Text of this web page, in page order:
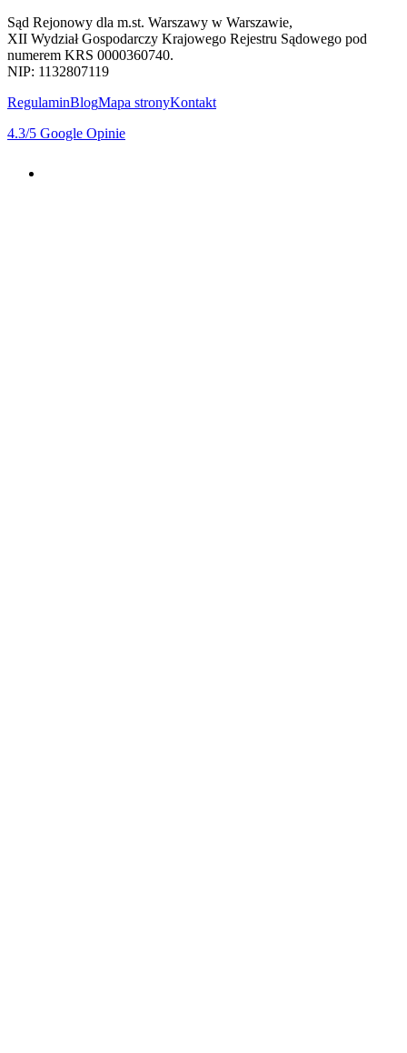
Sąd Rejonowy dla m.st. Warszawy w Warszawie,
XII Wydział Gospodarczy Krajowego Rejestru Sądowego pod
numerem KRS 0000360740.
NIP: 1132807119
RegulaminBlogMapa stronyKontakt
4.3/5 Google Opinie